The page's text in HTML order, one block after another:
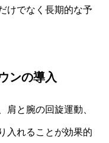
けでなく長期的な予
ンの導入
肩と腕の回旋運動、
入れることが効果的